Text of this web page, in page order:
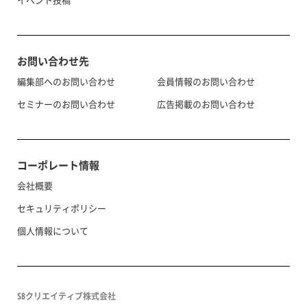
お問い合わせ先
編集部へのお問い合わせ
セミナーのお問い合わせ
会員情報のお問い合わせ
広告掲載のお問い合わせ
コーポレート情報
会社概要
セキュリティポリシー
個人情報について
SBクリエイティブ株式会社